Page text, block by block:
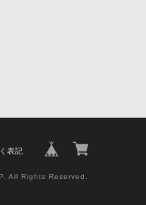
表記
All Rights Reserved.